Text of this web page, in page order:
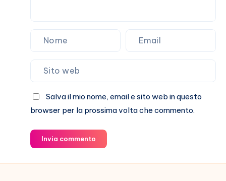
Salva il mio nome, email e sito web in questo
browser per la prossima volta che commento.
Invia commento